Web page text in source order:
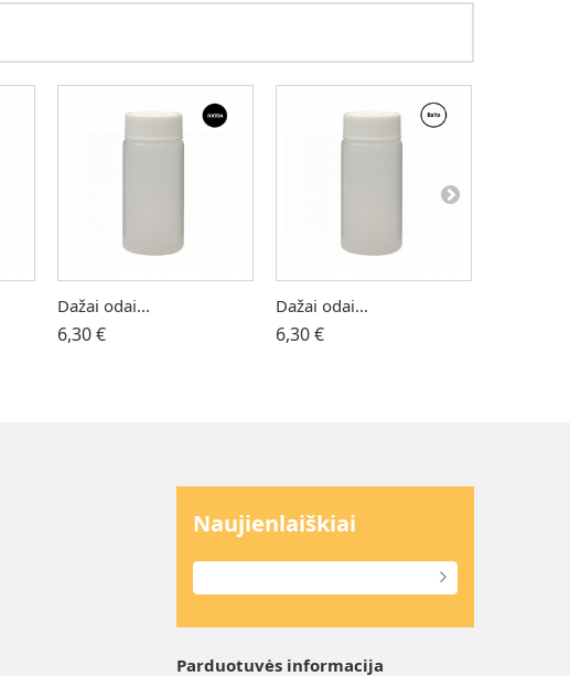
Dažai odai...
6,30 €
Dažai odai...
6,30 €
Naujienlaiškiai
Parduotuvės informacija